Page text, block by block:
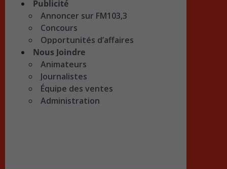
Publicité
Annoncer sur FM103,3
Concours
Opportunités d’affaires
Nous Joindre
Animateurs
Journalistes
Équipe des ventes
Administration